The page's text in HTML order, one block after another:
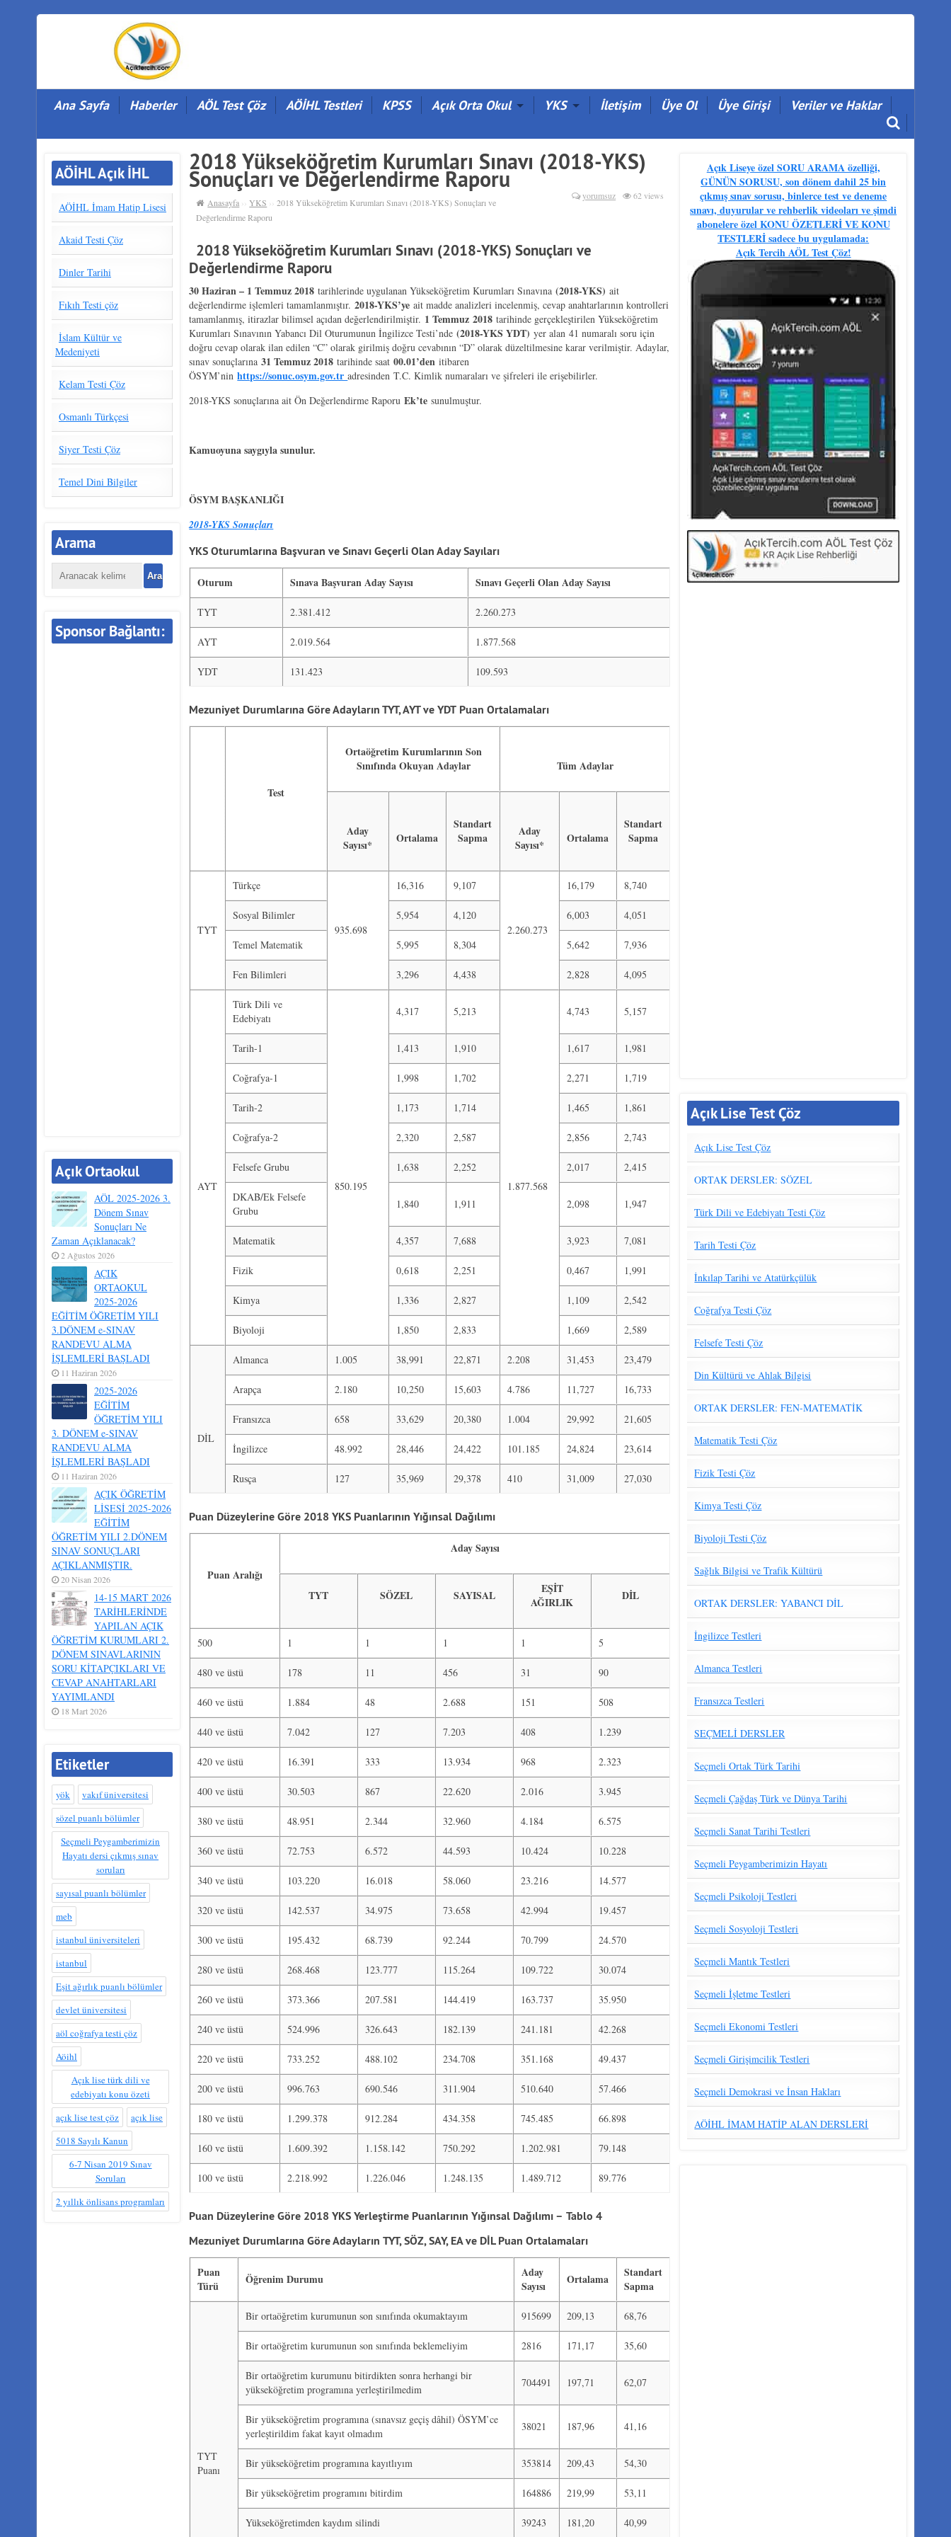
Ana Sayfa Haberler AÖL Test Çöz AÖİHL Testleri KPSS Açık Orta Okul YKS İletişim Üye Ol Üye Girişi Veriler ve Haklar
2018 Yükseköğretim Kurumları Sınavı (2018-YKS)
Sonuçları ve Değerlendirme Raporu
Anasayfa ››YKS ››2018 Yükseköğretim Kurumları Sınavı (2018-YKS) Sonuçları ve
Değerlendirme Raporu
yorumsuz 62 views
2018 Yükseköğretim Kurumları Sınavı (2018-YKS) Sonuçları ve
Değerlendirme Raporu
30 Haziran – 1 Temmuz 2018 tarihlerinde uygulanan Yükseköğretim Kurumları Sınavına(2018-YKS) ait
değerlendirme işlemleri tamamlanmıştır.2018-YKS’yeait madde analizleri incelenmiş, cevap anahtarlarının kontrolleri
tamamlanmış, itirazlar bilimsel açıdan değerlendirilmiştir. 1 Temmuz2018 tarihinde gerçekleştirilen Yükseköğretim
Kurumları Sınavının Yabancı Dil Oturumunun İngilizce Testi’nde (2018-YKS YDT) yer alan 41 numaralı soru için
doğru cevap olarak ilan edilen “C” olarak girilmiş doğru cevabının “D” olarak düzeltilmesine karar verilmiştir. Adaylar,
sınav sonuçlarına31 Temmuz 2018 tarihinde saat00.01’denitibaren
ÖSYM’ninhttps://sonuc.osym.gov.tradresinden T.C. Kimlik numaraları ve şifreleri ile erişebilirler.
2018-YKS sonuçlarına ait Ön Değerlendirme Raporu Ek’te sunulmuştur.
Kamuoyuna saygıyla sunulur.
ÖSYM BAŞKANLIĞI
2018-YKS Sonuçları
YKS Oturumlarına Başvuran ve Sınavı Geçerli Olan Aday Sayıları
Oturum Sınava Başvuran Aday Sayısı Sınavı Geçerli Olan Aday Sayısı
TYT 2.381.412 2.260.273
AYT 2.019.564 1.877.568
YDT 131.423 109.593
Mezuniyet Durumlarına Göre Adayların TYT, AYT ve YDT Puan Ortalamaları
Test
Ortaöğretim Kurumlarının Son
Sınıfında Okuyan Adaylar
Tüm Adaylar
Aday
Sayısı*
Ortalama
Standart
Sapma
Aday
Sayısı*
Ortalama
Standart
Sapma
TYT
Türkçe
935.698
16,316 9,107
2.260.273
16,179 8,740
Sosyal Bilimler 5,954 4,120 6,003 4,051
Temel Matematik 5,995 8,304 5,642 7,936
Fen Bilimleri 3,296 4,438 2,828 4,095
AYT
Türk Dili ve
Edebiyatı
850.195
4,317 5,213
1.877.568
4,743 5,157
Tarih-1 1,413 1,910 1,617 1,981
Coğrafya-1 1,998 1,702 2,271 1,719
Tarih-2 1,173 1,714 1,465 1,861
Coğrafya-2 2,320 2,587 2,856 2,743
Felsefe Grubu 1,638 2,252 2,017 2,415
DKAB/Ek Felsefe
Grubu
1,840 1,911 2,098 1,947
Matematik 4,357 7,688 3,923 7,081
Fizik 0,618 2,251 0,467 1,991
Kimya 1,336 2,827 1,109 2,542
Biyoloji 1,850 2,833 1,669 2,589
DİL
Almanca 1.005 38,991 22,871 2.208 31,453 23,479
Arapça 2.180 10,250 15,603 4.786 11,727 16,733
Fransızca 658 33,629 20,380 1.004 29,992 21,605
İngilizce 48.992 28,446 24,422 101.185 24,824 23,614
Rusça 127 35,969 29,378 410 31,009 27,030
Puan Düzeylerine Göre 2018 YKS Puanlarının Yığınsal Dağılımı
Puan Aralığı
Aday Sayısı
TYT SÖZEL SAYISAL
EŞİT
AĞIRLIK
DİL
500 1 1 1 1 5
480 ve üstü 178 11 456 31 90
460 ve üstü 1.884 48 2.688 151 508
440 ve üstü 7.042 127 7.203 408 1.239
420 ve üstü 16.391 333 13.934 968 2.323
400 ve üstü 30.503 867 22.620 2.016 3.945
380 ve üstü 48.951 2.344 32.960 4.184 6.575
360 ve üstü 72.753 6.572 44.593 10.424 10.228
340 ve üstü 103.220 16.018 58.060 23.216 14.577
320 ve üstü 142.537 34.975 73.658 42.994 19.457
300 ve üstü 195.432 68.739 92.244 70.799 24.570
280 ve üstü 268.468 123.777 115.264 109.722 30.074
260 ve üstü 373.366 207.581 144.419 163.737 35.950
240 ve üstü 524.996 326.643 182.139 241.181 42.268
220 ve üstü 733.252 488.102 234.708 351.168 49.437
200 ve üstü 996.763 690.546 311.904 510.640 57.466
180 ve üstü 1.299.378 912.284 434.358 745.485 66.898
160 ve üstü 1.609.392 1.158.142 750.292 1.202.981 79.148
100 ve üstü 2.218.992 1.226.046 1.248.135 1.489.712 89.776
Puan Düzeylerine Göre 2018 YKS Yerleştirme Puanlarının Yığınsal Dağılımı –Tablo 4
Mezuniyet Durumlarına Göre Adayların TYT, SÖZ, SAY, EA ve DİL Puan Ortalamaları
Puan
Türü
Öğrenim Durumu
Aday
Sayısı
Ortalama
Standart
Sapma
TYT
Puanı
Bir ortaöğretim kurumunun son sınıfında okumaktayım 915699 209,13 68,76
Bir ortaöğretim kurumunun son sınıfında beklemeliyim 2816 171,17 35,60
Bir ortaöğretim kurumunu bitirdikten sonra herhangi bir
yükseköğretim programına yerleştirilmedim
704491 197,71 62,07
Bir yükseköğretim programına (sınavsız geçiş dâhil) ÖSYM’ce
yerleştirildim fakat kayıt olmadım
38021 187,96 41,16
Bir yükseköğretim programına kayıtlıyım 353814 209,43 54,30
Bir yükseköğretim programını bitirdim 164886 219,99 53,11
Yükseköğretimden kaydım silindi 39243 181,20 40,99
AÖİHL Açık İHL
AÖİHL İmam Hatip Lisesi
Akaid Testi Çöz
Dinler Tarihi
Fıkıh Testi çöz
İslam Kültür ve
Medeniyeti
Kelam Testi Çöz
Osmanlı Türkçesi
Siyer Testi Çöz
Temel Dini Bilgiler
Arama
Sponsor Bağlantı:
Açık Ortaokul
AÖL 2025-2026 3.
Dönem Sınav
Sonuçları Ne
Zaman Açıklanacak?
2 Ağustos 2026
AÇIK
ORTAOKUL
2025-2026
EĞİTİM ÖĞRETİM YILI
3.DÖNEM e-SINAV
RANDEVU ALMA
İŞLEMLERİ BAŞLADI
11 Haziran 2026
2025-2026
EĞİTİM
ÖĞRETİM YILI
3. DÖNEM e-SINAV
RANDEVU ALMA
İŞLEMLERİ BAŞLADI
11 Haziran 2026
AÇIK ÖĞRETİM
LİSESİ 2025-2026
EĞİTİM
ÖĞRETİM YILI 2.DÖNEM
SINAV SONUÇLARI
AÇIKLANMIŞTIR.
20 Nisan 2026
14-15 MART 2026
TARİHLERİNDE
YAPILAN AÇIK
ÖĞRETİM KURUMLARI 2.
DÖNEM SINAVLARININ
SORU KİTAPÇIKLARI VE
CEVAP ANAHTARLARI
YAYIMLANDI
18 Mart 2026
Etiketler
yök
vakıf üniversitesi
sözel puanlı bölümler
Seçmeli Peygamberimizin
Hayatı dersi çıkmış sınav
soruları
sayısal puanlı bölümler
meb
istanbul üniversiteleri
istanbul
Eşit ağırlık puanlı bölümler
devlet üniversitesi
aöl coğrafya testi çöz
Aöihl
Açık lise türk dili ve
edebiyatı konu özeti
açık lise test çöz
açık lise
5018 Sayılı Kanun
6-7 Nisan 2019 Sınav
Soruları
2 yıllık önlisans programları
Açık Liseye özel SORU ARAMA özelliği,
GÜNÜN SORUSU, son dönem dahil 25 bin
çıkmış sınav sorusu, binlerce test ve deneme
sınavı, duyurular ve rehberlik videoları ve şimdi
abonelere özel KONU ÖZETLERİ VE KONU
TESTLERİ sadece bu uygulamada:
Açık Tercih AÖL Test Çöz!
Açık Lise Test Çöz
Açık Lise Test Çöz
ORTAK DERSLER: SÖZEL
Türk Dili ve Edebiyatı Testi Çöz
Tarih Testi Çöz
İnkılap Tarihi ve Atatürkçülük
Coğrafya Testi Çöz
Felsefe Testi Çöz
Din Kültürü ve Ahlak Bilgisi
ORTAK DERSLER: FEN-MATEMATİK
Matematik Testi Çöz
Fizik Testi Çöz
Kimya Testi Çöz
Biyoloji Testi Çöz
Sağlık Bilgisi ve Trafik Kültürü
ORTAK DERSLER: YABANCI DİL
İngilizce Testleri
Almanca Testleri
Fransızca Testleri
SEÇMELİ DERSLER
Seçmeli Ortak Türk Tarihi
Seçmeli Çağdaş Türk ve Dünya Tarihi
Seçmeli Sanat Tarihi Testleri
Seçmeli Peygamberimizin Hayatı
Seçmeli Psikoloji Testleri
Seçmeli Sosyoloji Testleri
Seçmeli Mantık Testleri
Seçmeli İşletme Testleri
Seçmeli Ekonomi Testleri
Seçmeli Girişimcilik Testleri
Seçmeli Demokrasi ve İnsan Hakları
AÖİHL İMAM HATİP ALAN DERSLERİ